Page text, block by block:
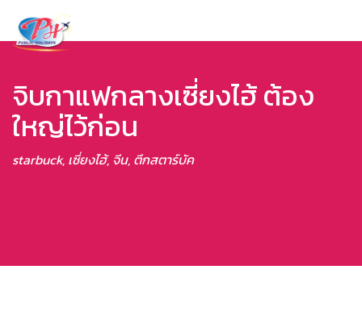
จิบกาแฟกลางเซี่ยงไฮ้ ต้อง
ใหญ่ไว้ก่อน
starbuck, เซี่ยงไฮ้, จีน, ตึกสตาร์บัค